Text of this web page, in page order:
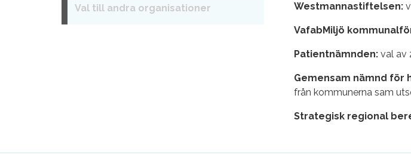
Val till andra organisationer Westmannastiftelsen:
VafabMiljö
Patientnämnden: val av
Gemensam nämnd för
från kommunerna sam
Strategisk regional